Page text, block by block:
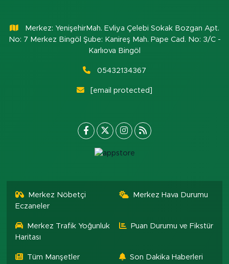
Merkez: YenişehirMah. Evliya Çelebi Sokak Bozgan Apt.
No: 7 Merkez Bingöl Şube: Kanireş Mah. Pape Cad. No: 3/C -
Karlıova Bingöl
05432134367
[email protected]
Merkez Nöbetçi
Eczaneler
Merkez Hava Durumu
Merkez Trafik Yoğunluk
Haritası
Puan Durumu ve Fikstür
Tüm Manşetler Son Dakika Haberleri